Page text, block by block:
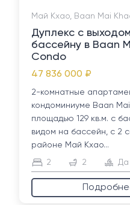
Май Кхао, Baan Mai
Дуплекс с
бассейну в Baan
Condo
47 836 000 ₽
2-комнатные
кондоминиуме Baan
площадью 129 кв.м. с
видом на бассейн, с 2
районе Май Кхао...
2 2 Да